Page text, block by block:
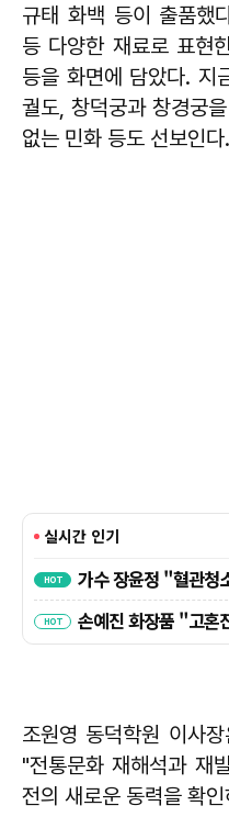
규태 화백 등이 출품했
등 다양한 재료로 표현
등을 화면에 담았다. 지
궐도, 창덕궁과 창경궁
없는 민화 등도 선보인다.
조원영 동덕학원 이사
"전통문화 재해석과 재
전의 새로운 동력을 확